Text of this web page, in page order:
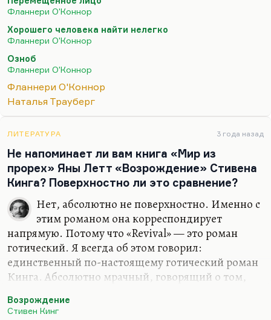
нашей давней дискуссии, нашей статье с
Иваницкой о проблеме ценностей.
Дело в том, что некоторые почему-то полагают,
что наличие ценностей, стройного
мировоззрения и стойких убеждений приводит
человека к душевной гармонии и – я бы сказал
даже – к успокоенности. Это не так. Чем
Фланнери О'Коннор
Хорошего человека найти нелегко
Фланнери О'Коннор
Озноб
Фланнери О'Коннор
Фланнери О'Коннор
Наталья Трауберг
ЛИТЕРАТУРА 3 года назад
Не напоминает ли вам книга «Мир из
прорех» Яны Летт «Возрождение» Стивена
Кинга? Поверхностно ли это сравнение?
Нет, абсолютно не поверхностно. Именно с
этим романом она корреспондирует
напрямую. Потому что «Revival» — это роман
готический. Я всегда об этом говорил:
единственный по-настоящему готический роман
Кинга. Абсолютно мрачный, говорящий о том,
стороны. Что жизнь, как бы она ни была трудна,
Возрождение
Стивен Кинг